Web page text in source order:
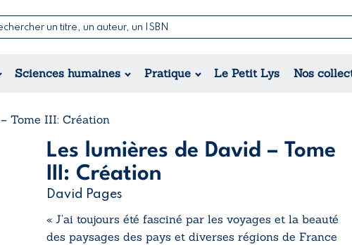
Sciences humaines Pratique Le Petit Lys Nos
Romance
Régional
Jeunesse
Théâtre
Tome III: Création
Les lumières de David – Tome
III: Création
David Pages
« J’ai toujours été fasciné par les voyages et la beauté
des paysages des pays et diverses régions de France